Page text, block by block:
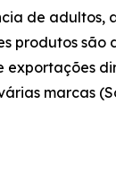
de adultos,
produtos são
exportações
marcas